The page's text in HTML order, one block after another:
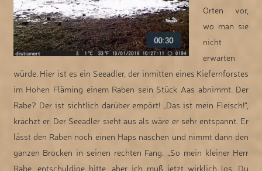
Orten vor,
wo man sie
nicht
erwarten
würde. Hier ist es ein Seeadler, der inmitten eines Kiefernforstes
im Hohen Fläming einem Raben sein Stück Aas abnimmt. Der
Rabe? Der ist sichtlich darüber empört! „Das ist mein Fleisch!“,
krächzt er. Der Seeadler sieht aus als wäre er sehr entspannt. Er
lässt den Raben noch einen Haps naschen und nimmt dann den
ganzen Brocken in seinen rechten Fang. „So mein kleiner Herr
Rabe, entschuldige bitte, aber ich muß jetzt wirklich los. Du